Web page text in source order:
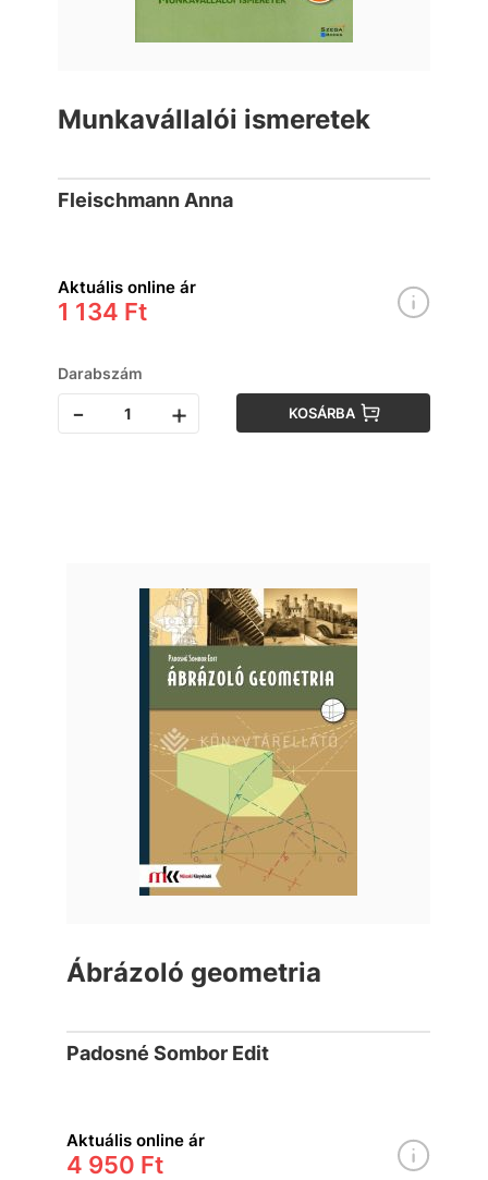
Munkavállalói ismeretek
Fleischmann Anna
Aktuális online ár
1 134 Ft
Darabszám
- + KOSÁRBA
Ábrázoló geometria
Padosné Sombor Edit
Aktuális online ár
4 950 Ft